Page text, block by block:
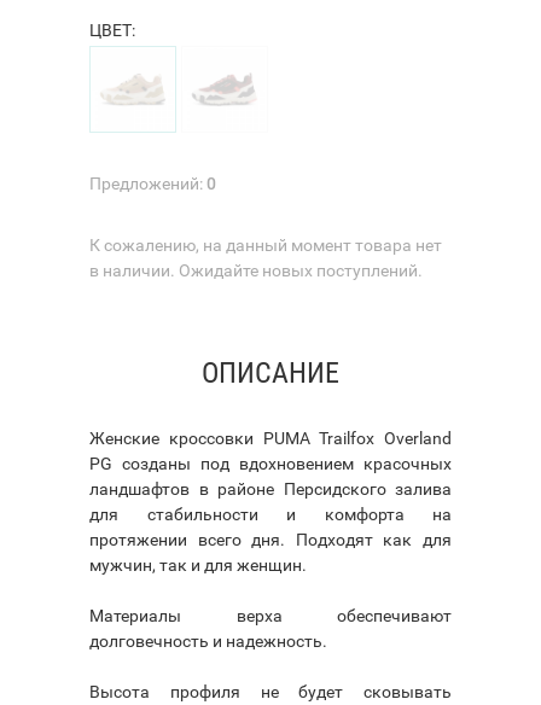
ЦВЕТ:
Предложений:0
К сожалению, на данный момент товара нет
в наличии. Ожидайте новых поступлений.
ОПИСАНИЕ
Женские кроссовки PUMA Trailfox Overland
PG созданы под вдохновением красочных
ландшафтов в районе Персидского залива
для стабильности и комфорта на
протяжении всего дня. Подходят как для
мужчин, так и для женщин.
Материалы верха обеспечивают
долговечность и надежность.
Высота профиля не будет сковывать